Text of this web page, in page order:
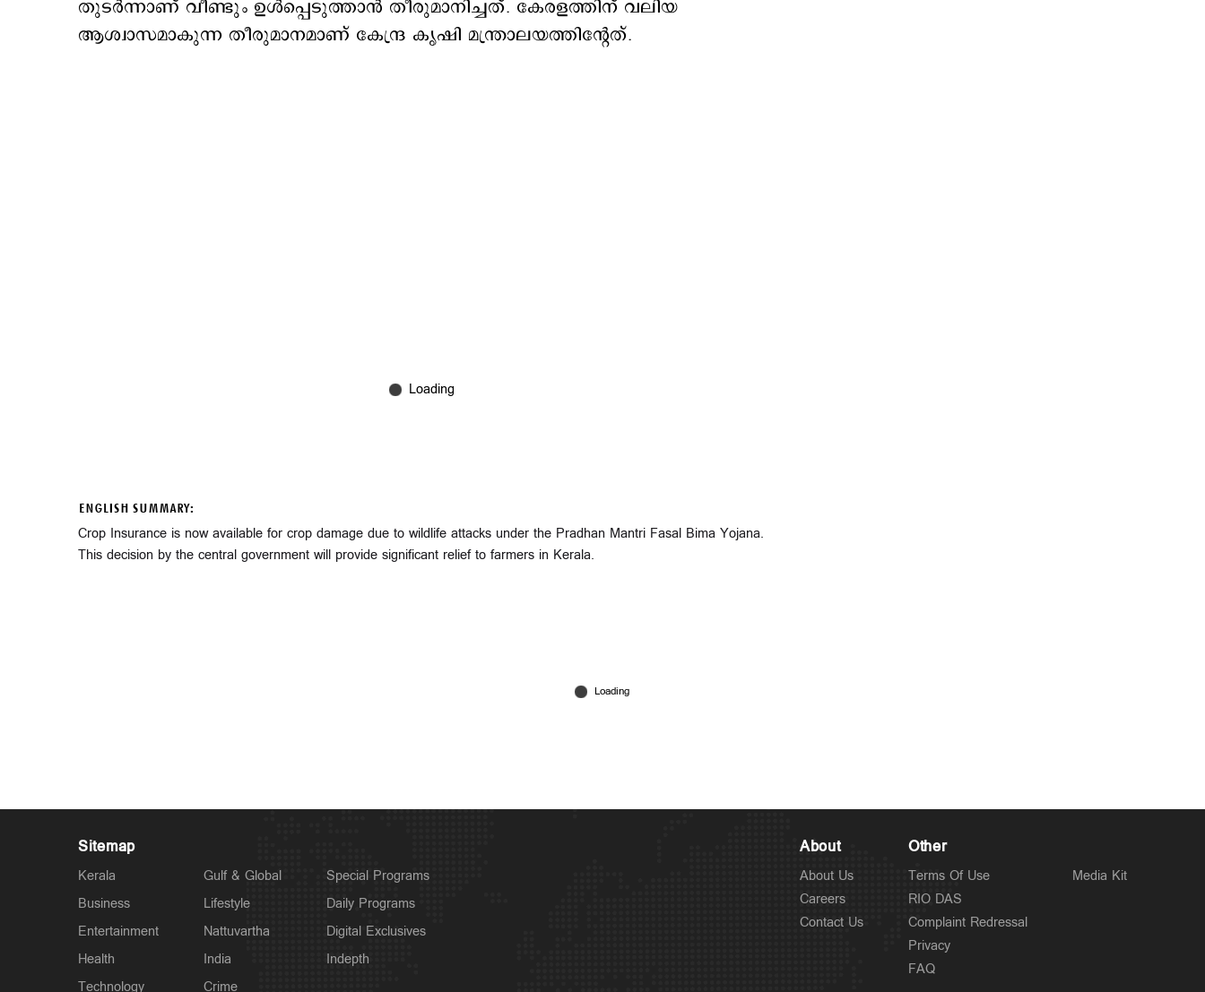
തുടര്‍ന്നാണ് വീണ്ടും ഉള്‍പ്പെടുത്താന്‍ തീരുമാനിച്ചത്. കേരളത്തിന് വലിയ
ആശ്വാസമാകുന്ന തീരുമാനമാണ് കേന്ദ്ര കൃഷി മന്ത്രാലയത്തിന്‍റേത്.
ENGLISH SUMMARY:
Crop Insurance is now available for crop damage due to wildlife attacks under the Pradhan Mantri Fasal Bima Yojana.
This decision by the central government will provide significant relief to farmers in Kerala.
Sitemap
Kerala
Business
Entertainment
Health
Technology
Gulf & Global
Lifestyle
Nattuvartha
India
Crime
Special Programs
Daily Programs
Digital Exclusives
Indepth
About
About Us
Careers
Contact Us
Other
Terms Of Use
RIO DAS
Complaint Redressal
Privacy
FAQ
Media Kit